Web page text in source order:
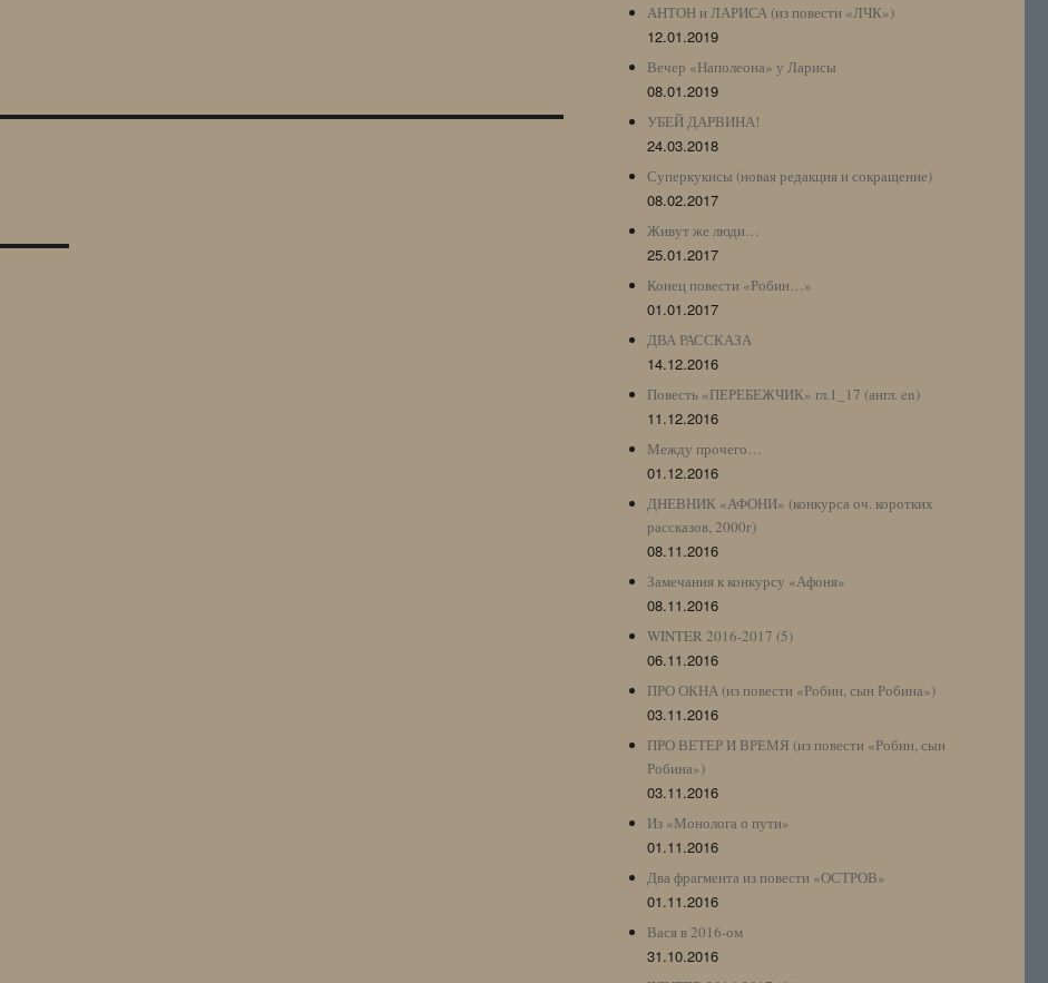
АНТОН и ЛАРИСА (из повести «ЛЧК»)
12.01.2019
Вечер «Наполеона» у Ларисы
08.01.2019
УБЕЙ ДАРВИНА!
24.03.2018
Суперкукисы (новая редакция и сокращение)
08.02.2017
Живут же люди…
25.01.2017
Конец повести «Робин…»
01.01.2017
ДВА РАССКАЗА
14.12.2016
Повесть «ПЕРЕБЕЖЧИК» гл.1_17 (англ. en)
11.12.2016
Между прочего…
01.12.2016
ДНЕВНИК «АФОНИ» (конкурса оч. коротких
рассказов, 2000г)
08.11.2016
Замечания к конкурсу «Афоня»
08.11.2016
WINTER 2016-2017 (5)
06.11.2016
ПРО ОКНА (из повести «Робин, сын Робина»)
03.11.2016
ПРО ВЕТЕР И ВРЕМЯ (из повести «Робин, сын
Робина»)
03.11.2016
Из «Монолога о пути»
01.11.2016
Два фрагмента из повести «ОСТРОВ»
01.11.2016
Вася в 2016-ом
31.10.2016